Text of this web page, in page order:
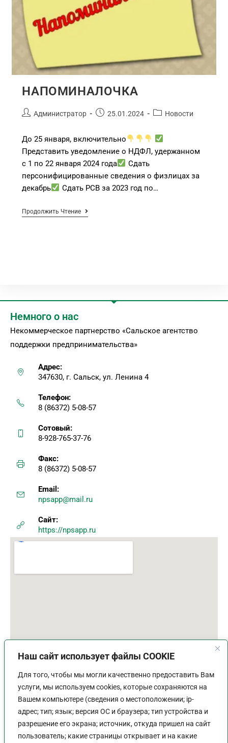
Наш сайт использует файлы COOKIE
Для того, чтобы мы могли качественно предоставить Вам
услуги, мы используем cookies, которые сохраняются на
Вашем компьютере (сведения о местоположении; ip-
адрес; тип; язык; версия ОС и браузера; тип устройства и
разрешение его экрана; источник, откуда пришел на сайт
пользователь; какие страницы открывает и на какие
НАПОМИНАЛОЧКА
Администратор 25.01.2024 Новости
До 25 января, включительно
Представить уведомление о НДФЛ, удержанном
с 1 по 22 января 2024 года
Сдать
персонифицированные сведения о физлицах за
декабрь
Сдать РСВ за 2023 год по…
Продолжить Чтение
Немного о нас
Некоммерческое партнерство «Сальское агентство
поддержки предпринимательства»
Адрес:
347630, г. Сальск, ул. Ленина 4
Телефон:
8 (86372) 5-08-57
Сотовый:
8-928-765-37-76
Факс:
8 (86372) 5-08-57
Email:
npsapp@mail.ru
Сайт:
https://npsapp.ru
График работы